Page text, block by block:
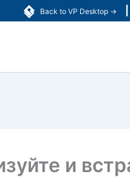
Back to VP Desktop →
и